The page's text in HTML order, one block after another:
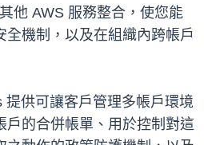
他 AWS 服務整合，使您能
全機制，以及在組織內跨帳戶
提供可讓客戶管理多帳戶環境
戶的合併帳單、用於控制對這